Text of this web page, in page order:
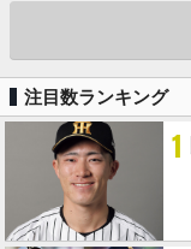
注目数ランキング
1